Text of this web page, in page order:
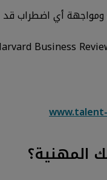
ومواجهة أي اضطراب قد